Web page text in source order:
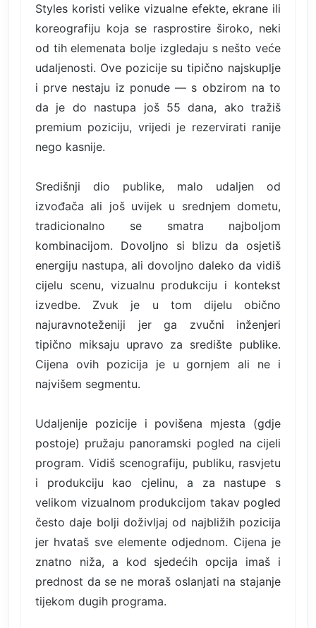
Styles koristi velike vizualne efekte, ekrane ili
koreografiju koja se rasprostire široko, neki
od tih elemenata bolje izgledaju s nešto veće
udaljenosti. Ove pozicije su tipično najskuplje
i prve nestaju iz ponude — s obzirom na to
da je do nastupa još 55 dana, ako tražiš
premium poziciju, vrijedi je rezervirati ranije
nego kasnije.
Središnji dio publike, malo udaljen od
izvođača ali još uvijek u srednjem dometu,
tradicionalno se smatra najboljom
kombinacijom. Dovoljno si blizu da osjetiš
energiju nastupa, ali dovoljno daleko da vidiš
cijelu scenu, vizualnu produkciju i kontekst
izvedbe. Zvuk je u tom dijelu obično
najuravnoteženiji jer ga zvučni inženjeri
tipično miksaju upravo za središte publike.
Cijena ovih pozicija je u gornjem ali ne i
najvišem segmentu.
Udaljenije pozicije i povišena mjesta (gdje
postoje) pružaju panoramski pogled na cijeli
program. Vidiš scenografiju, publiku, rasvjetu
i produkciju kao cjelinu, a za nastupe s
velikom vizualnom produkcijom takav pogled
često daje bolji doživljaj od najbližih pozicija
jer hvataš sve elemente odjednom. Cijena je
znatno niža, a kod sjedećih opcija imaš i
prednost da se ne moraš oslanjati na stajanje
tijekom dugih programa.